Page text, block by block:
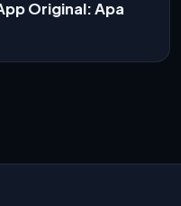
Original: Apa